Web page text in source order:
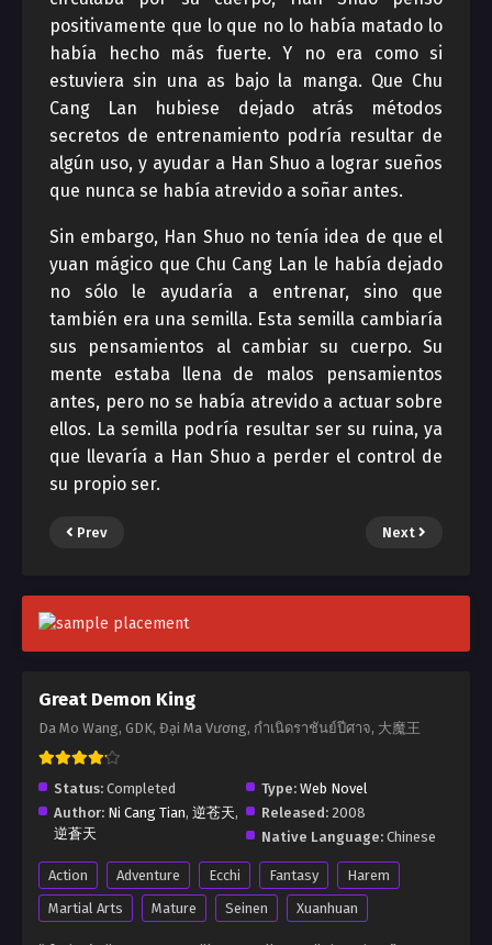
positivamente que lo que no lo había matado lo
había hecho más fuerte. Y no era como si
estuviera sin una as bajo la manga. Que Chu
Cang Lan hubiese dejado atrás métodos
secretos de entrenamiento podría resultar de
algún uso, y ayudar a Han Shuo a lograr sueños
que nunca se había atrevido a soñar antes.
Sin embargo, Han Shuo no tenía idea de que el
yuan mágico que Chu Cang Lan le había dejado
no sólo le ayudaría a entrenar, sino que
también era una semilla. Esta semilla cambiaría
sus pensamientos al cambiar su cuerpo. Su
mente estaba llena de malos pensamientos
antes, pero no se había atrevido a actuar sobre
ellos. La semilla podría resultar ser su ruina, ya
que llevaría a Han Shuo a perder el control de
su propio ser.
Prev Next
Great Demon King
Da Mo Wang, GDK, Đại Ma Vương, กำเนิดราชันย์ปีศาจ, 大魔王
Status: Completed Type: Web Novel
Author: Ni Cang Tian, 逆苍天,
逆蒼天
Released: 2008
Native Language: Chinese
Action Adventure Ecchi Fantasy
Harem
Martial Arts
Mature Seinen Xuanhuan